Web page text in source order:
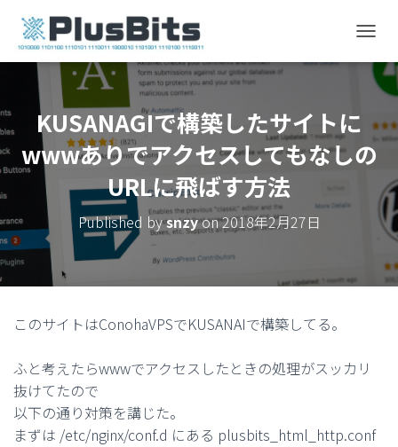
O
G
N
A
KUSANAGIで構築したサイトに
wwwありでアクセスしてもなしの
URLに飛ばす方法
Published bysnzyon2018年2月27日
このサイトはConohaVPSでKUSANAIで構築してる。
ふと考えたらwwwでアクセスしたときの処理がスッカリ
抜けてたので
以下の通り対策を講じた。
まずは /etc/nginx/conf.d にある plusbits_html_http.conf